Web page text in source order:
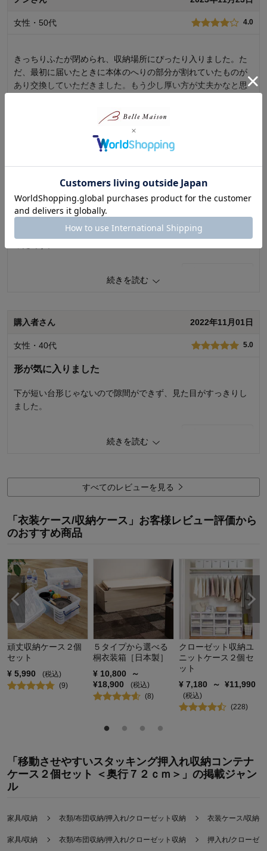
女性・50代 4.0
きっちりふたが閉められ、収納場所にぴったり入りました。た
だ、最初に届いたときに本体のへりの部分が割れていたものが
あり交換していただきました。もう少し厚い方が丈夫かなと思
2
3.0
デザイン・色
5.0
購入商品：
使用場所： 押し入れ
購入のきっかけ： 買い替え
続きを読む
女性・60代～
お気に入り
私の部屋にぴったりはまりました。色、サイズがちょうど良か
使用感・使いやすさ
使用場所：
購入のきっかけ：
続きを読む
購入者さん 2022年11月01日
女性・40代 5.0
形が気に入りました
下が短い台形じゃないので隙間ができず、見た目がすっきりし
ました。
5.0
デザイン・色
5.0
購入商品：
使用場所： 寝室、押し入れ
購入のきっかけ：
続きを読む
すべてのレビューを見る
「衣装ケース/収納ケース」お客様レビュー評価から
のおすすめ商品
頑丈収納ケース２個
セット
¥ 5,990
(税込)
(9)
５タイプから選べる
桐衣装箱［日本製］
¥ 10,800
～
¥18,900
(税込)
(8)
クローゼット収納ユ
ニットケース２個セ
ット
¥ 7,180 ～ ¥11,990
(税込)
(228)
「移動させやすいスタッキング押入れ収納コンテナ
ケース２個セット ＜奥行７２ｃｍ＞」の掲載ジャン
ル
家具/収納 衣類/布団収納/押入れ/クローゼット収納 衣装ケース/収納
家具/収納 衣類/布団収納/押入れ/クローゼット収納 押入れ/クローゼ